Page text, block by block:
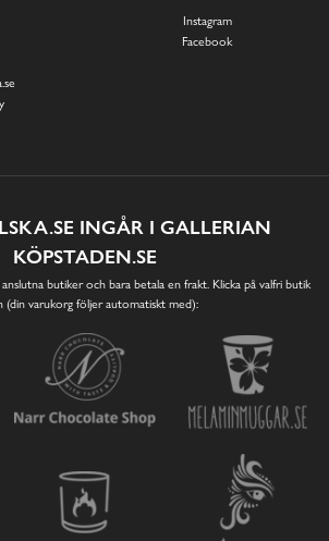
Instagram
Facebook
INGÅR I GALLERIAN
KÖPSTADEN.SE
butiker och bara betala en frakt. Klicka på valfri butik
(din varukorg följer automatiskt med):